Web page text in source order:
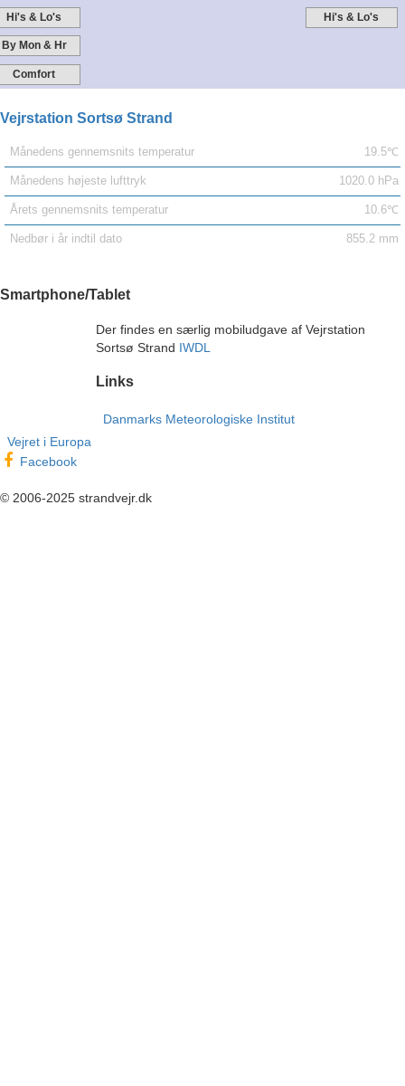
Hi's & Lo's
By Mon & Hr
Comfort
Hi's & Lo's
Vejrstation Sortsø Strand
Månedens gennemsnits temperatur 19.5℃
Månedens højeste lufttryk 1020.0 hPa
Årets gennemsnits temperatur 10.6℃
Nedbør i år indtil dato 855.2 mm
Smartphone/Tablet
Der findes en særlig mobiludgave af Vejrstation
Sortsø Strand IWDL
Links
Danmarks Meteorologiske Institut
Vejret i Europa
Facebook
© 2006-2025 strandvejr.dk